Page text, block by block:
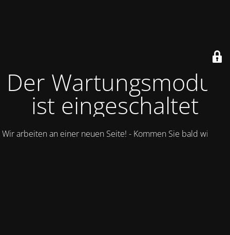
Der Wartungsmodus
ist eingeschaltet
Wir arbeiten an einer neuen Seite! - Kommen Sie bald wieder.